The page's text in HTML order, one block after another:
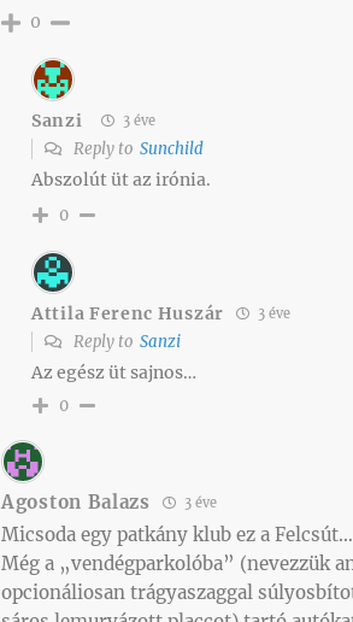
0
Sanzi 3 éve
Reply to Sunchild
Abszolút üt az irónia.
0
Attila Ferenc Huszár 3 éve
Reply to Sanzi
Az egész üt sajnos…
0
Agoston Balazs 3 éve
Micsoda egy patkány klub ez a Felcsút…
Még a „vendégparkolóba” (nevezzük
opcionáliosan trágyaszaggal